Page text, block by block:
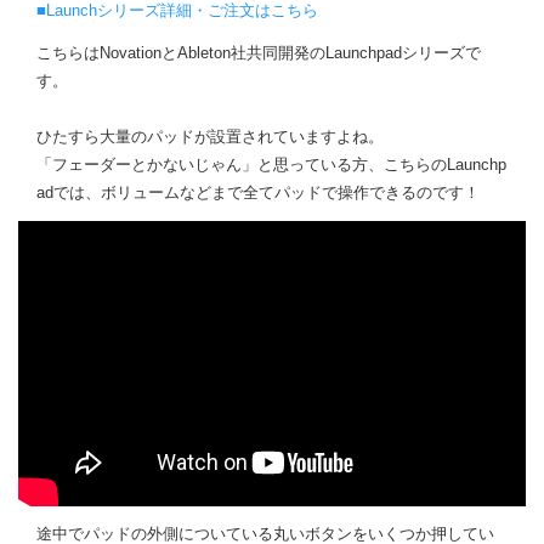
■Launchシリーズ詳細・ご注文はこちら
こちらはNovationとAbleton社共同開発のLaunchpadシリーズで
す。
ひたすら大量のパッドが設置されていますよね。
「フェーダーとかないじゃん」と思っている方、こちらのLaunchp
adでは、ボリュームなどまで全てパッドで操作できるのです！
途中でパッドの外側についている丸いボタンをいくつか押してい